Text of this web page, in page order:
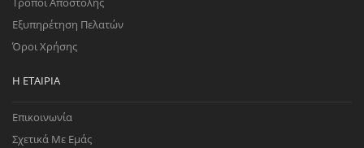
Εξυπηρέτηση Πελατών
Όροι Χρήσης
Η ΕΤΑΙΡΊΑ
Επικοινωνία
Σχετικά Με Εμάς